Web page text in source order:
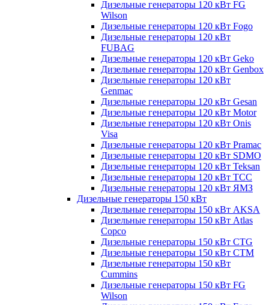
Дизельные генераторы 120 кВт FG
Wilson
Дизельные генераторы 120 кВт Fogo
Дизельные генераторы 120 кВт
FUBAG
Дизельные генераторы 120 кВт Geko
Дизельные генераторы 120 кВт Genbox
Дизельные генераторы 120 кВт
Genmac
Дизельные генераторы 120 кВт Gesan
Дизельные генераторы 120 кВт Motor
Дизельные генераторы 120 кВт Onis
Visa
Дизельные генераторы 120 кВт Pramac
Дизельные генераторы 120 кВт SDMO
Дизельные генераторы 120 кВт Teksan
Дизельные генераторы 120 кВт ТСС
Дизельные генераторы 120 кВт ЯМЗ
Дизельные генераторы 150 кВт
Дизельные генераторы 150 кВт AKSA
Дизельные генераторы 150 кВт Atlas
Copco
Дизельные генераторы 150 кВт CTG
Дизельные генераторы 150 кВт CTM
Дизельные генераторы 150 кВт
Cummins
Дизельные генераторы 150 кВт FG
Wilson